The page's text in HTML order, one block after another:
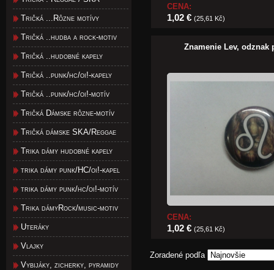
Tričká ...Rôzne motívy
Tričká ..hudba a rock-motiv
Tričká ..hudobné kapely
Tričká ..punk/hc/oi!-kapely
Tričká ..punk/hc/oi!-motív
Tričká Dámske rôzne-motív
Tričká dámske SKA/Reggae
Trika dámy hudobné kapely
trika dámy punk/HC/oi!-kapel
trika dámy punk/hc/oi!-motív
Trika dámyRock/music-motiv
Uteráky
Vlajky
Vybijáky, zicherky, pyramidy
CENA:
1,02 € (25,61 Kč)
Znamenie Lev, odznak
CENA:
1,02 € (25,61 Kč)
Zoradené podľa